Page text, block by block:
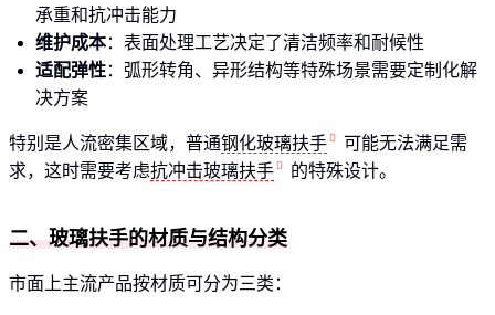
承重和抗冲击能力
维护成本：表面处理工艺决定了清洁频率和耐候性
适配弹性：弧形转角、异形结构等特殊场景需要定制化解
决方案
特别是人流密集区域，普通钢化玻璃扶手
可能无法满足需
求，这时需要考虑抗冲击玻璃扶手 的特殊设计。
二、玻璃扶手的材质与结构分类
市面上主流产品按材质可分为三类：